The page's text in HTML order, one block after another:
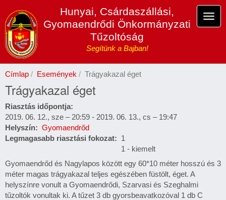
tartalomra
Hunyai, Csárdaszállási,
Gyomaendrődi Önkormányzati
Tűzoltóság
Segítünk a Bajban!
Címlap Események Trágyakazal éget
Trágyakazal éget
Riasztás időpontja
2019. 06. 12., sze – 20:59 - 2019. 06. 13., cs – 19:47
Helyszín
Gyomaendrőd
Legmagasabb riasztási fokozat
1
1 - kiemelt
Gyomaendrőd és Nagylapos között egy 60*10 méter hosszú és 3
méter magas trágyakazal teljes egészében füstölt, éget. A
helyszínre vonult a Gyomaendrődi, Szarvasi és Szeghalmi
tűzoltók vonultak ki. A tűzet 3 db gyorsbeavatkozóval 1 db C